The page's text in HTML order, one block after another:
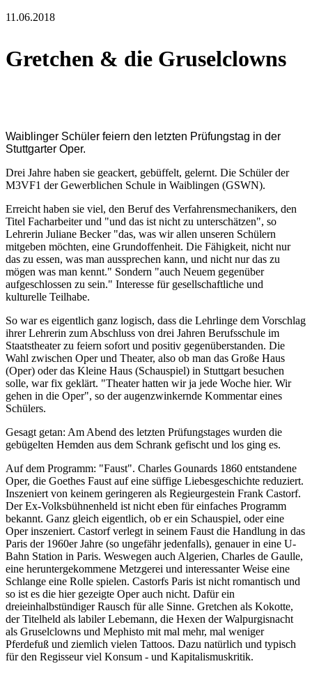
11.06.2018
Gretchen & die Gruselclowns
Waiblinger Schüler feiern den letzten Prüfungstag in der
Stuttgarter Oper.
Drei Jahre haben sie geackert, gebüffelt, gelernt. Die Schüler der
M3VF1 der Gewerblichen Schule in Waiblingen (GSWN).
Erreicht haben sie viel, den Beruf des Verfahrensmechanikers, den
Titel Facharbeiter und "und das ist nicht zu unterschätzen", so
Lehrerin Juliane Becker "das, was wir allen unseren Schülern
mitgeben möchten, eine Grundoffenheit. Die Fähigkeit, nicht nur
das zu essen, was man aussprechen kann, und nicht nur das zu
mögen was man kennt." Sondern "auch Neuem gegenüber
aufgeschlossen zu sein." Interesse für gesellschaftliche und
kulturelle Teilhabe.
So war es eigentlich ganz logisch, dass die Lehrlinge dem Vorschlag
ihrer Lehrerin zum Abschluss von drei Jahren Berufsschule im
Staatstheater zu feiern sofort und positiv gegenüberstanden. Die
Wahl zwischen Oper und Theater, also ob man das Große Haus
(Oper) oder das Kleine Haus (Schauspiel) in Stuttgart besuchen
solle, war fix geklärt. "Theater hatten wir ja jede Woche hier. Wir
gehen in die Oper", so der augenzwinkernde Kommentar eines
Schülers.
Gesagt getan: Am Abend des letzten Prüfungstages wurden die
gebügelten Hemden aus dem Schrank gefischt und los ging es.
Auf dem Programm: "Faust". Charles Gounards 1860 entstandene
Oper, die Goethes Faust auf eine süffige Liebesgeschichte reduziert.
Inszeniert von keinem geringeren als Regieurgestein Frank Castorf.
Der Ex-Volksbühnenheld ist nicht eben für einfaches Programm
bekannt. Ganz gleich eigentlich, ob er ein Schauspiel, oder eine
Oper inszeniert. Castorf verlegt in seinem Faust die Handlung in das
Paris der 1960er Jahre (so ungefähr jedenfalls), genauer in eine U-
Bahn Station in Paris. Weswegen auch Algerien, Charles de Gaulle,
eine heruntergekommene Metzgerei und interessanter Weise eine
Schlange eine Rolle spielen. Castorfs Paris ist nicht romantisch und
so ist es die hier gezeigte Oper auch nicht. Dafür ein
dreieinhalbstündiger Rausch für alle Sinne. Gretchen als Kokotte,
der Titelheld als labiler Lebemann, die Hexen der Walpurgisnacht
als Gruselclowns und Mephisto mit mal mehr, mal weniger
Pferdefuß und ziemlich vielen Tattoos. Dazu natürlich und typisch
für den Regisseur viel Konsum - und Kapitalismuskritik.